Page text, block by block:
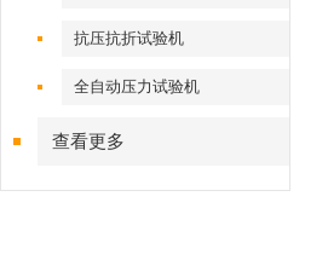
抗压抗折试验机
全自动压力试验机
查看更多